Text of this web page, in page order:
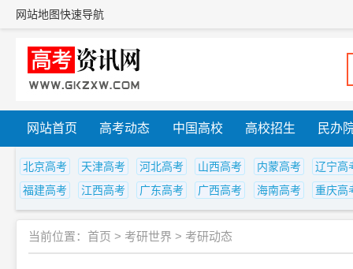
网站地图快速导航
网站首页 高考动态 中国高校 高校招生 民办
北京高考 天津高考 河北高考 山西高考 内蒙高考
辽宁高
福建高考
江西高考 广东高考 广西高考 海南高考 重庆高
当前位置： 首页 > 考研世界 > 考研动态